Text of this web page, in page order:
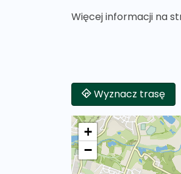
Więcej informacji na
Wyznacz trasę
+
−